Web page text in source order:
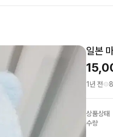
일본
1년 전
상품상태
수량